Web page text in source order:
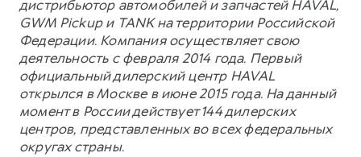
дистрибьютор автомобилей и запчастей HAVAL,
GWM Pickup и TANK на территории Российской
Федерации. Компания осуществляет свою
деятельность с февраля 2014 года. Первый
официальный дилерский центр HAVAL
открылся в Москве в июне 2015 года. На данный
момент в России действует 144 дилерских
центров, представленных во всех федеральных
округах страны.